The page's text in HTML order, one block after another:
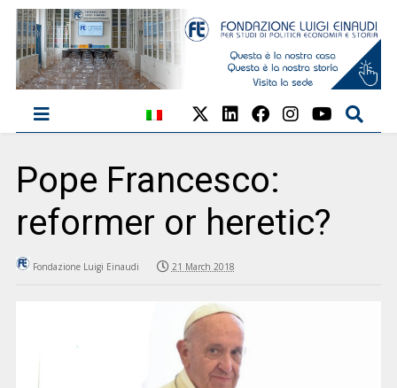
Pope Francesco:
reformer or heretic?
Fondazione Luigi Einaudi 21 March 2018